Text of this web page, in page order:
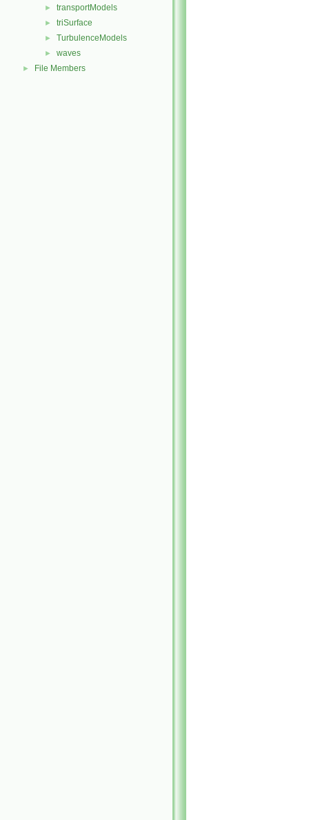
► transportModels
► triSurface
► TurbulenceModels
► waves
► File Members